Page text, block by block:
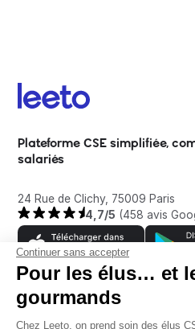
Plateforme CSE simplifiée,
salariés
24 Rue de Clichy, 75009 Paris
4,7/5 (458 avis
Entreprise
Continuer sans accepter
Pour les élus… et
gourmands
Chez Leeto, on prend soin des élus